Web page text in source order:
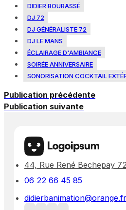
DIDIER BOURASSÉ
DJ 72
DJ GÉNÉRALISTE 72
DJ LE MANS
ÉCLAIRAGE D'AMBIANCE
SOIRÉE ANNIVERSAIRE
SONORISATION COCKTAIL
Publication précédente
Publication suivante
44, Rue René Bechepay
06 22 66 45 85
didierbanimation@orange.fr